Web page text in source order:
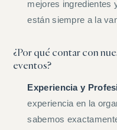
mejores ingredientes
están siempre a la
¿Por qué contar con
eventos?
Experiencia y
experiencia en la
sabemos